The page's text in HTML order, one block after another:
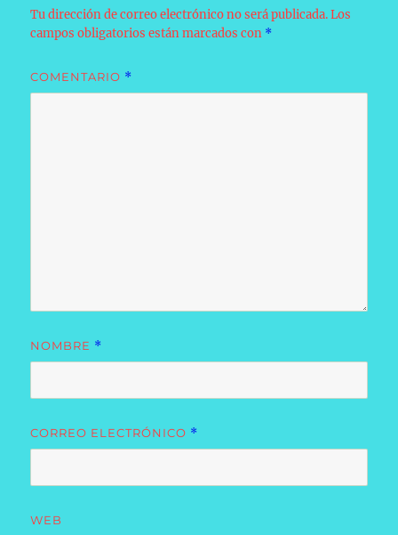
Tu dirección de correo electrónico no será publicada. Los
campos obligatorios están marcados con *
COMENTARIO *
NOMBRE *
CORREO ELECTRÓNICO *
WEB